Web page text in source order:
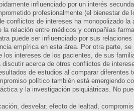
influenciado por un interés
profesionalmente (el bienestar de
conflictos de intereses ha monopolizado
relación entre médicos y compañías
puede ser influenciado por sus
empírica en esta área. Por otra parte,
intereses de los pacientes, de sus
acerca de otros conflictos de
de estudios al comparar diferentes
político también está emergiendo
y la investigación psiquiátricas. No
desvelar, efecto de lealtad,